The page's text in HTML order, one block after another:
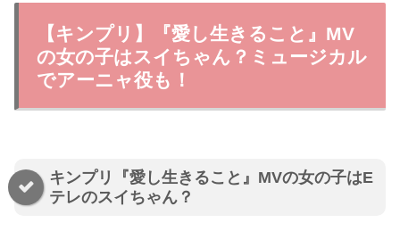
【キンプリ】『愛し生きること』MV
の女の子はスイちゃん？ミュージカル
でアーニャ役も！
キンプリ『愛し生きること』MVの女の子はE
テレのスイちゃん？